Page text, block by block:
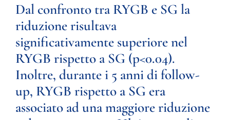
Dal confronto tra RYGB e SG la
riduzione risultava
significativamente superiore nel
RYGB rispetto a SG (p<0.04).
Inoltre, durante i 5 anni di follow-
up, RYGB rispetto a SG era
associato ad una maggiore riduzione